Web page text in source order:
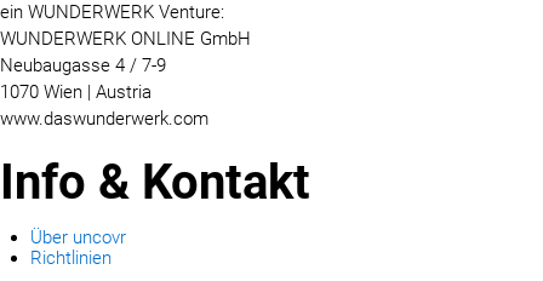
ein WUNDERWERK Venture:
WUNDERWERK ONLINE GmbH
Neubaugasse 4 / 7-9
1070 Wien | Austria
www.daswunderwerk.com
Info & Kontakt
Über uncovr
Richtlinien